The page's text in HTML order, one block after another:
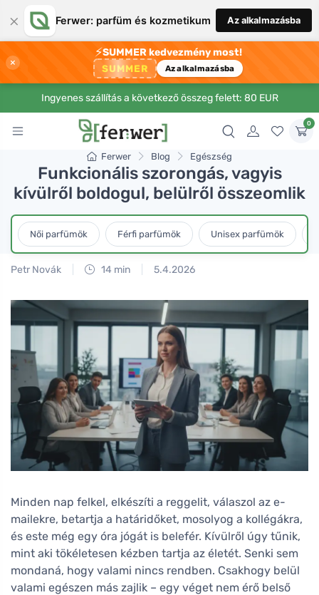
× Ferwer: parfüm és kozmetikum Az alkalmazásba
×
⚡SUMMER kedvezmény most!
SUMMER Az alkalmazásba
Ingyenes szállítás a következő összeg felett: 80 EUR
0
Ferwer Blog Egészség
Funkcionális szorongás, vagyis
kívülről boldogul, belülről összeomlik
Női parfümök Férfi parfümök Unisex parfümök
Petr Novák 14 min 5.4.2026
Minden nap felkel, elkészíti a reggelit, válaszol az e-
mailekre, betartja a határidőket, mosolyog a kollégákra,
és este még egy óra jógát is belefér. Kívülről úgy tűnik,
mint aki tökéletesen kézben tartja az életét. Senki sem
mondaná, hogy valami nincs rendben. Csakhogy belül
valami egészen más zajlik – egy véget nem érő belső